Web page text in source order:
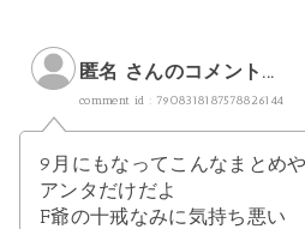
匿名 さんのコメント...
comment id : 7908318187578826144
9月にもなってこんなまとめ
アンタだけだよ
F爺の十戒なみに気持ち悪い